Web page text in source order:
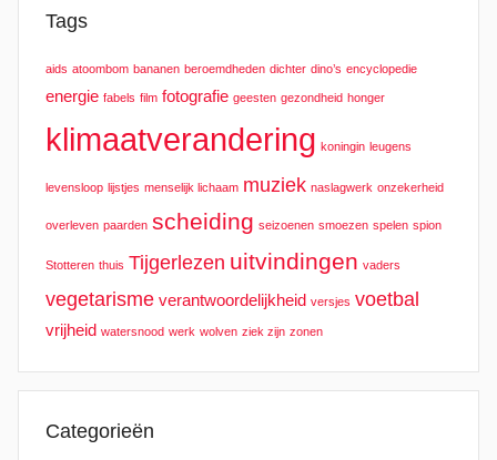
Tags
aids atoombom bananen beroemdheden dichter dino’s encyclopedie
energie fabels film fotografie geesten gezondheid honger
klimaatverandering koningin leugens
levensloop lijstjes menselijk lichaam muziek naslagwerk onzekerheid
overleven paarden scheiding seizoenen smoezen spelen spion
Stotteren thuis Tijgerlezen uitvindingen vaders
vegetarisme verantwoordelijkheid versjes voetbal
vrijheid watersnood werk wolven ziek zijn zonen
Categorieën